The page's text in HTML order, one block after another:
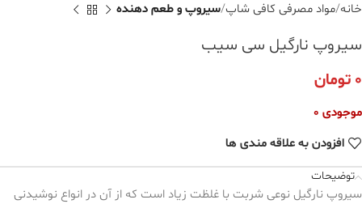
خانه مواد مصرفی کافی شاپ سیروپ و طعم دهنده
سیروپ نارگیل سی‌ سیب
0 تومان
موجودی 0
افزودن به علاقه مندی ها
توضیحات
سیروپ نارگیل نوعی شربت با غلظت زیاد است که از آن در انواع نوشیدنی